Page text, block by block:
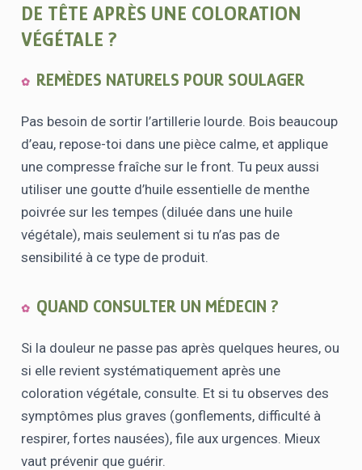
DE TÊTE APRÈS UNE COLORATION
VÉGÉTALE ?
REMÈDES NATURELS POUR SOULAGER
Pas besoin de sortir l’artillerie lourde. Bois beaucoup
d’eau, repose-toi dans une pièce calme, et applique
une compresse fraîche sur le front. Tu peux aussi
utiliser une goutte d’huile essentielle de menthe
poivrée sur les tempes (diluée dans une huile
végétale), mais seulement si tu n’as pas de
sensibilité à ce type de produit.
QUAND CONSULTER UN MÉDECIN ?
Si la douleur ne passe pas après quelques heures, ou
si elle revient systématiquement après une
coloration végétale, consulte. Et si tu observes des
symptômes plus graves (gonflements, difficulté à
respirer, fortes nausées), file aux urgences. Mieux
vaut prévenir que guérir.